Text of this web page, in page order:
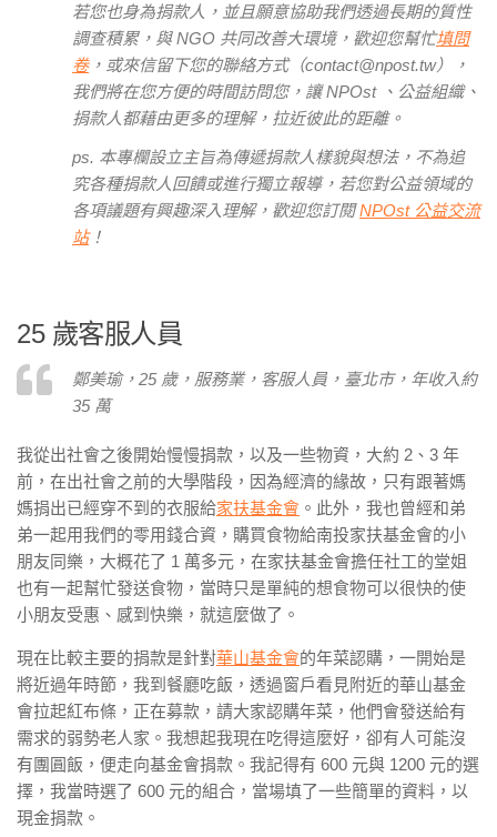
若您也身為捐款人，並且願意協助我們透過長期的質性
調查積累，與 NGO 共同改善大環境，歡迎您幫忙填問
卷，或來信留下您的聯絡方式（contact@npost.tw），
我們將在您方便的時間訪問您，讓 NPOst 、公益組織、
捐款人都藉由更多的理解，拉近彼此的距離。
ps. 本專欄設立主旨為傳遞捐款人樣貌與想法，不為追
究各種捐款人回饋或進行獨立報導，若您對公益領域的
各項議題有興趣深入理解，歡迎您訂閱NPOst 公益交流
站！
25 歲客服人員
鄭美瑜，25 歲，服務業，客服人員，臺北市，年收入約
35 萬
我從出社會之後開始慢慢捐款，以及一些物資，大約 2、3 年
前，在出社會之前的大學階段，因為經濟的緣故，只有跟著媽
媽捐出已經穿不到的衣服給家扶基金會 。 此外，我也曾經和弟
弟一起用我們的零用錢合資，購買食物給南投家扶基金會的小
朋友同樂，大概花了 1 萬多元，在家扶基金會擔任社工的堂姐
也有一起幫忙發送食物，當時只是單純的想食物可以很快的使
小朋友受惠、感到快樂，就這麼做了。
現在比較主要的捐款是針對華山基金會的年菜認購，一開始是
將近過年時節，我到餐廳吃飯，透過窗戶看見附近的華山基金
會拉起紅布條，正在募款，請大家認購年菜，他們會發送給有
需求的弱勢老人家。我想起我現在吃得這麼好，卻有人可能沒
有團圓飯，便走向基金會捐款。我記得有 600 元與 1200 元的選
擇，我當時選了 600 元的組合，當場填了一些簡單的資料，以
現金捐款。